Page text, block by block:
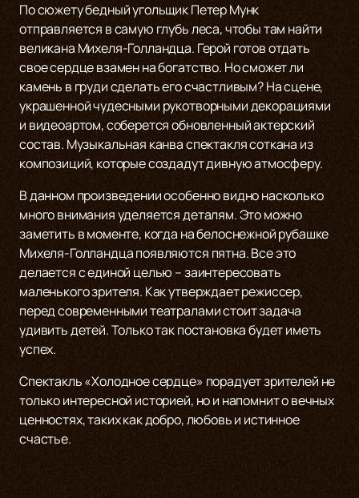
По сюжету бедный угольщик Петер Мунк
отправляется в самую глубь леса, чтобы там найти
великана Михеля-Голландца. Герой готов отдать
свое сердце взамен на богатство. Но сможет ли
камень в груди сделать его счастливым? На сцене,
украшенной чудесными рукотворными декорациями
и видеоартом, соберется обновленный актерский
состав. Музыкальная канва спектакля соткана из
композиций, которые создадут дивную атмосферу.
В данном произведении особенно видно насколько
много внимания уделяется деталям. Это можно
заметить в моменте, когда на белоснежной рубашке
Михеля-Голландца появляются пятна. Все это
делается с единой целью – заинтересовать
маленького зрителя. Как утверждает режиссер,
перед современными театралами стоит задача
удивить детей. Только так постановка будет иметь
успех.
Спектакль «Холодное сердце» порадует зрителей не
только интересной историей, но и напомнит о вечных
ценностях, таких как добро, любовь и истинное
счастье.